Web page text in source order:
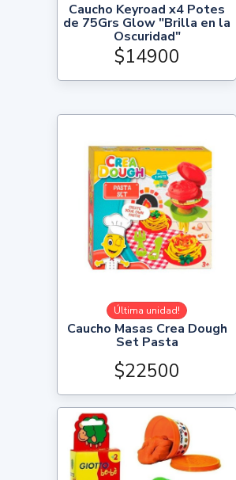
Caucho Keyroad x4 Potes
de 75Grs Glow "Brilla en la
Oscuridad"
$14900
Última unidad!
Caucho Masas Crea Dough
Set Pasta
$22500